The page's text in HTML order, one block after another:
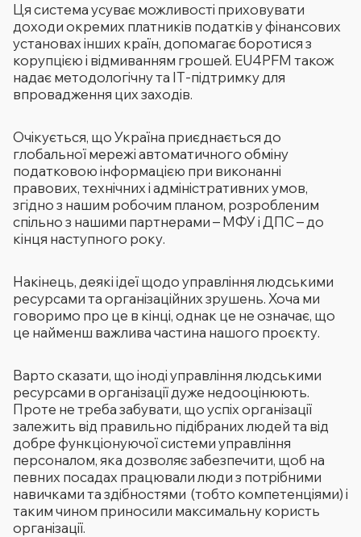
Ця система усуває можливості приховувати
доходи окремих платників податків у фінансових
установах інших країн, допомагає боротися з
корупцією і відмиванням грошей. EU4PFM також
надає методологічну та ІТ-підтримку для
впровадження цих заходів.
Очікується, що Україна приєднається до
глобальної мережі автоматичного обміну
податковою інформацією при виконанні
правових, технічних і адміністративних умов,
згідно з нашим робочим планом, розробленим
спільно з нашими партнерами – МФУ і ДПС – до
кінця наступного року.
Накінець, деякі ідеї щодо управління людськими
ресурсами та організаційних зрушень. Хоча ми
говоримо про це в кінці, однак це не означає, що
це найменш важлива частина нашого проєкту.
Варто сказати, що іноді управління людськими
ресурсами в організації дуже недооцінюють.
Проте не треба забувати, що успіх організації
залежить від правильно підібраних людей та від
добре функціонуючої системи управління
персоналом, яка дозволяє забезпечити, щоб на
певних посадах працювали люди з потрібними
навичками та здібностями (тобто компетенціями) і
таким чином приносили максимальну користь
організації.